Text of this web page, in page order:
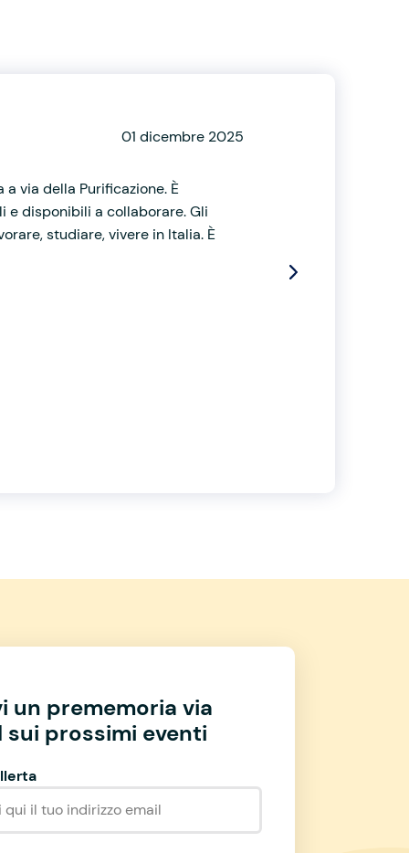
01 dicembre 2025
via della Purificazione. È
e disponibili a collaborare. Gli
studiare, vivere in Italia. È
un prememoria via
sui prossimi eventi